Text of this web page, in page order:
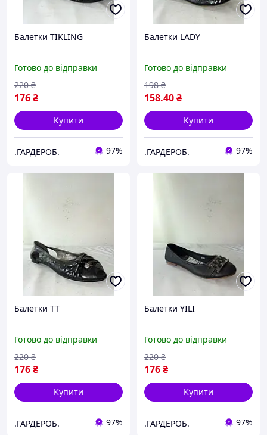
Балетки TIKLING
Готово до відправки
176₴
220 ₴
Купити
.ГАРДЕРОБ. 97%
Балетки LADY
Готово до відправки
158.40₴
198 ₴
Купити
.ГАРДЕРОБ. 97%
Балетки TT
Готово до відправки
176₴
220 ₴
Купити
.ГАРДЕРОБ. 97%
Балетки YILI
Готово до відправки
176₴
220 ₴
Купити
.ГАРДЕРОБ. 97%